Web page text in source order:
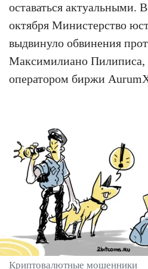
оставаться актуальными.
октября Министерство
выдвинуло обвинения
Максимилиано Пилиписа,
оператором биржи
Криптовалютные мошенники